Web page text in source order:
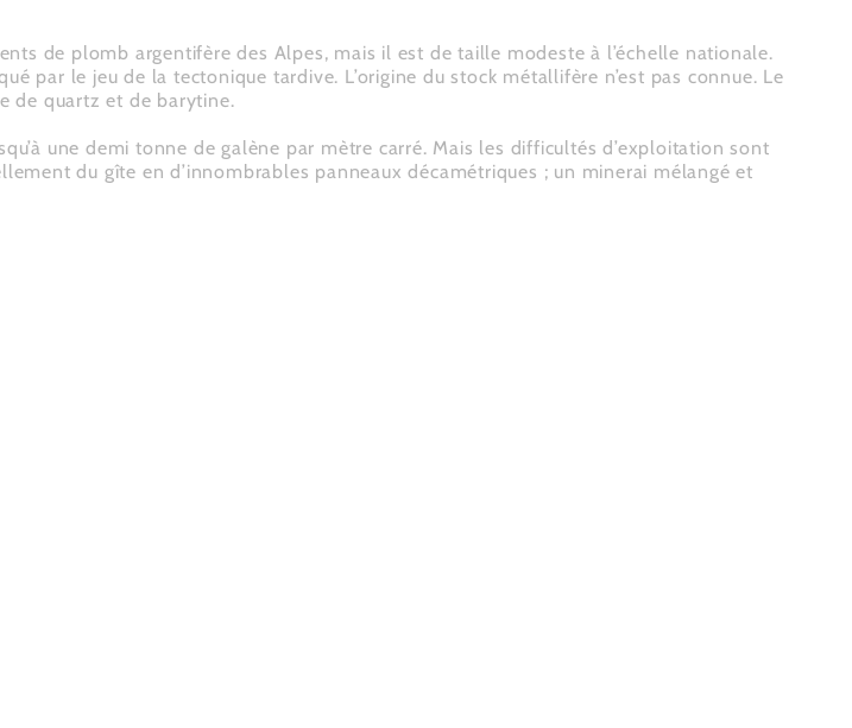
de plomb argentifère des Alpes, mais il est de taille modeste à l’échelle nationale.
par le jeu de la tectonique tardive. L’origine du stock métallifère n’est pas connue. Le
de quartz et de barytine.
une demi tonne de galène par mètre carré. Mais les difficultés d’exploitation sont
du gîte en d’innombrables panneaux décamétriques ; un minerai mélangé et